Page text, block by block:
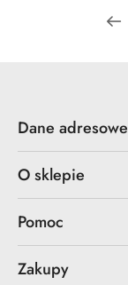
Dane adresowe
O sklepie
Pomoc
Zakupy